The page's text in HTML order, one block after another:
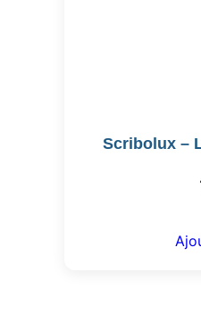
Scribolux –